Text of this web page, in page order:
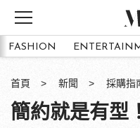
FASHION
首頁 新聞 採購指
簡約就是有型